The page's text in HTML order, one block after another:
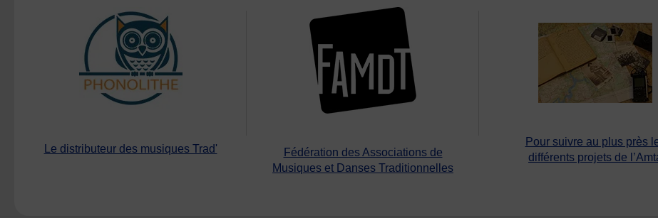
Le distributeur des musiques Trad'
Fédération des Associations de
Musiques et Danses Traditionnelles
Pour suivre au plus près
différents projets de